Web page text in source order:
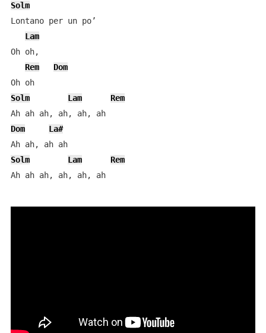
Solm
Lontano per un po’
Lam
Oh oh,
Rem
Dom
Oh oh
Solm
Lam
Rem
Ah ah ah, ah, ah, ah
Dom
La#
Ah ah, ah ah
Solm
Lam
Rem
Ah ah ah, ah, ah, ah